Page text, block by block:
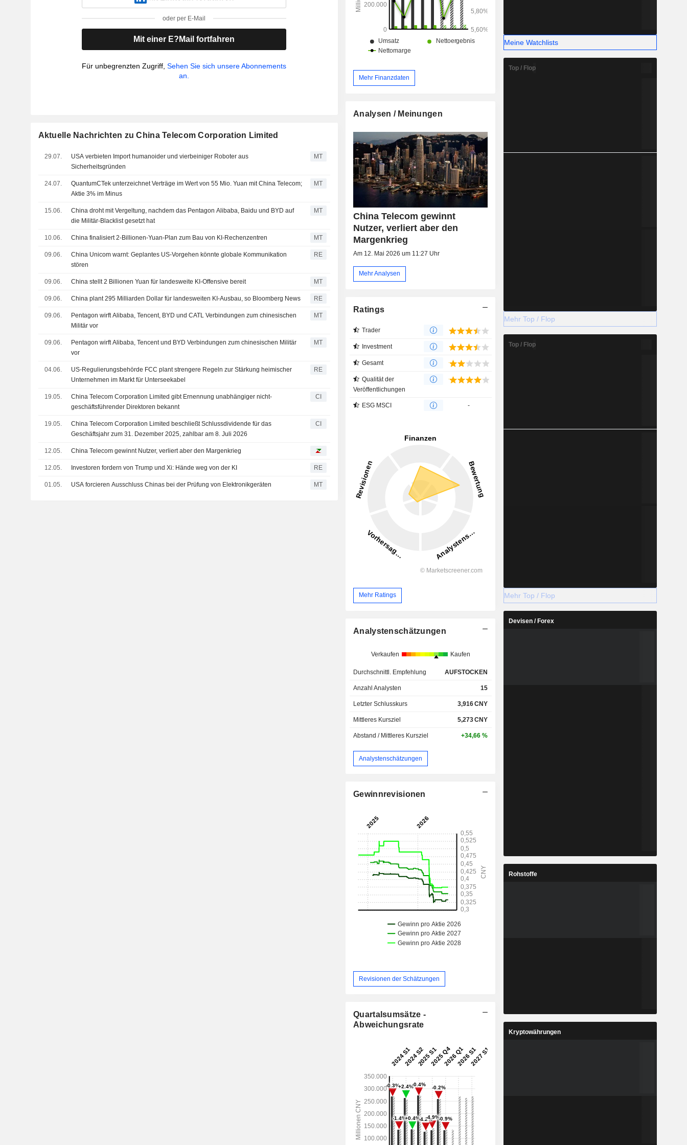
oder per E-Mail
Mit einer E?Mail fortfahren
Für unbegrenzten Zugriff,Sehen Sie sich unsere Abonnements
an.
Aktuelle Nachrichten zu China Telecom Corporation Limited
29.07.
USA verbieten Import humanoider und vierbeiniger Roboter aus
Sicherheitsgründen
MT
24.07.
QuantumCTek unterzeichnet Verträge im Wert von 55 Mio. Yuan mit China Telecom;
Aktie 3% im Minus
MT
15.06.
China droht mit Vergeltung, nachdem das Pentagon Alibaba, Baidu und BYD auf
die Militär-Blacklist gesetzt hat
MT
10.06. China finalisiert 2-Billionen-Yuan-Plan zum Bau von KI-Rechenzentren MT
09.06.
China Unicom warnt: Geplantes US-Vorgehen könnte globale Kommunikation
stören
RE
09.06. China stellt 2 Billionen Yuan für landesweite KI-Offensive bereit MT
09.06. China plant 295 Milliarden Dollar für landesweiten KI-Ausbau, so Bloomberg News RE
09.06.
Pentagon wirft Alibaba, Tencent, BYD und CATL Verbindungen zum chinesischen
Militär vor
MT
09.06.
Pentagon wirft Alibaba, Tencent und BYD Verbindungen zum chinesischen Militär
vor
MT
04.06.
US-Regulierungsbehörde FCC plant strengere Regeln zur Stärkung heimischer
Unternehmen im Markt für Unterseekabel
RE
19.05.
China Telecom Corporation Limited gibt Ernennung unabhängiger nicht-
geschäftsführender Direktoren bekannt
CI
19.05.
China Telecom Corporation Limited beschließt Schlussdividende für das
Geschäftsjahr zum 31. Dezember 2025, zahlbar am 8. Juli 2026
CI
12.05. China Telecom gewinnt Nutzer, verliert aber den Margenkrieg
12.05. Investoren fordern von Trump und Xi: Hände weg von der KI RE
01.05. USA forcieren Ausschluss Chinas bei der Prüfung von Elektronikgeräten MT
Mehr Finanzdaten
Analysen / Meinungen
China Telecom gewinnt
Nutzer, verliert aber den
Margenkrieg
Am 12. Mai 2026 um 11:27 Uhr
Mehr Analysen
Ratings
Trader
Investment
Gesamt
Qualität der
Veröffentlichungen
ESG MSCI -
Mehr Ratings
Analystenschätzungen
Verkaufen Kaufen
Durchschnittl. Empfehlung AUFSTOCKEN
Anzahl Analysten 15
Letzter Schlusskurs 3,916CNY
Mittleres Kursziel 5,273CNY
Abstand / Mittleres Kursziel +34,66 %
Analystenschätzungen
Gewinnrevisionen
Revisionen der Schätzungen
Quartalsumsätze -
Abweichungsrate
Meine Watchlists
Top / Flop
Mehr Top / Flop
Top / Flop
Mehr Top / Flop
Devisen / Forex
Rohstoffe
Kryptowährungen